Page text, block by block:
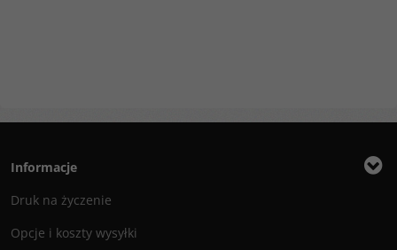
Informacje
Druk na życzenie
Opcje i koszty wysyłki